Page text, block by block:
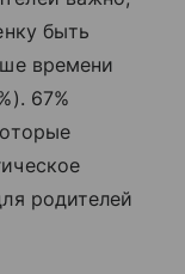
быть
времени
67%
родителей